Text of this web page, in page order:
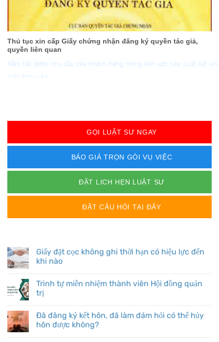
Thủ tục xin cấp Giấy chứng nhận đăng ký quyền tác giả,
quyền liên quan
Nắm bắt được nhu cầu của khách hàng trong lĩnh vực này, Luật AB
1 CÁC BÌNH LUẬN
GỌI LUẬT SƯ NGAY
BÁO GIÁ TRỌN GÓI VỤ VIỆC
ĐẶT LỊCH HẸN LUẬT SƯ
ĐẶT CÂU HỎI TẠI ĐÂY
Giấy đặt cọc không ghi thời hạn có hiệu lực đến
khi nào
Trình tự miễn nhiệm thành viên Hội đồng quản
trị
Đã đăng ký kết hôn, đã làm đám hỏi có thể hủy
hôn được không?